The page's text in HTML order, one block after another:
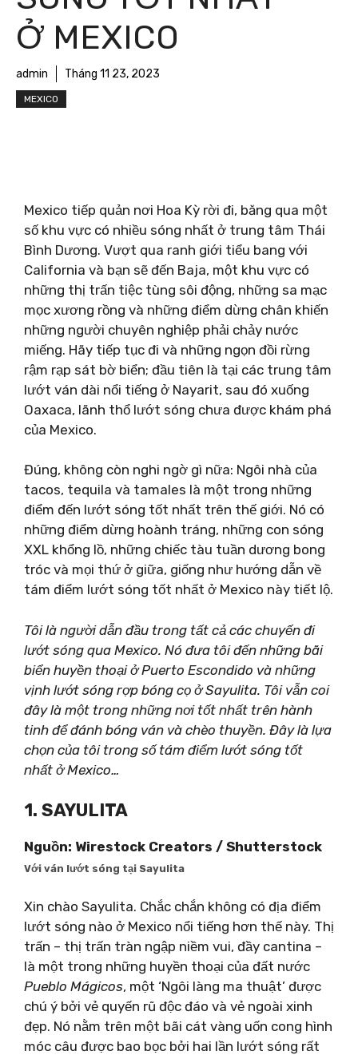
Ở MEXICO
admin Tháng 11 23, 2023
MEXICO
Mexico tiếp quản nơi Hoa Kỳ rời đi, băng qua một
số khu vực có nhiều sóng nhất ở trung tâm Thái
Bình Dương. Vượt qua ranh giới tiểu bang với
California và bạn sẽ đến Baja, một khu vực có
những thị trấn tiệc tùng sôi động, những sa mạc
mọc xương rồng và những điểm dừng chân khiến
những người chuyên nghiệp phải chảy nước
miếng. Hãy tiếp tục đi và những ngọn đồi rừng
rậm rạp sát bờ biển; đầu tiên là tại các trung tâm
lướt ván dài nổi tiếng ở Nayarit, sau đó xuống
Oaxaca, lãnh thổ lướt sóng chưa được khám phá
của Mexico.
Đúng, không còn nghi ngờ gì nữa: Ngôi nhà của
tacos, tequila và tamales là một trong những
điểm đến lướt sóng tốt nhất trên thế giới. Nó có
những điểm dừng hoành tráng, những con sóng
XXL khổng lồ, những chiếc tàu tuần dương bong
tróc và mọi thứ ở giữa, giống như hướng dẫn về
tám điểm lướt sóng tốt nhất ở Mexico này tiết lộ.
Tôi là người dẫn đầu trong tất cả các chuyến đi
lướt sóng qua Mexico. Nó đưa tôi đến những bãi
biển huyền thoại ở Puerto Escondido và những
vịnh lướt sóng rợp bóng cọ ở Sayulita. Tôi vẫn coi
đây là một trong những nơi tốt nhất trên hành
tinh để đánh bóng ván và chèo thuyền. Đây là lựa
chọn của tôi trong số tám điểm lướt sóng tốt
nhất ở Mexico…
1. SAYULITA
Nguồn: Wirestock Creators / Shutterstock
Với ván lướt sóng tại Sayulita
Xin chào Sayulita. Chắc chắn không có địa điểm
lướt sóng nào ở Mexico nổi tiếng hơn thế này. Thị
trấn – thị trấn tràn ngập niềm vui, đầy cantina –
là một trong những huyền thoại của đất nước
Pueblo Mágicos, một ‘Ngôi làng ma thuật’ được
chú ý bởi vẻ quyến rũ độc đáo và vẻ ngoài xinh
đẹp. Nó nằm trên một bãi cát vàng uốn cong hình
móc câu được bao bọc bởi hai lần lướt sóng rất